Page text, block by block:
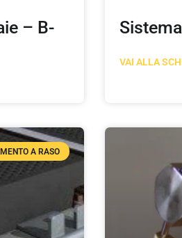
– B-
VAI ALLA
A RASO